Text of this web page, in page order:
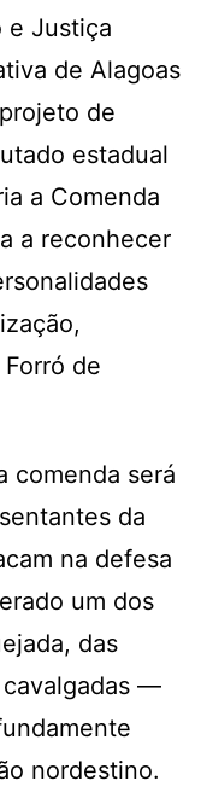
e Justiça
de Alagoas
de
estadual
a Comenda
a reconhecer
de
comenda será
da
na defesa
um dos
das
cavalgadas —
nordestino.